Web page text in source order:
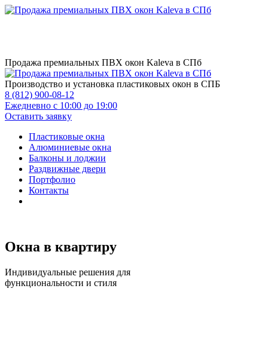
Продажа премиальных ПВХ окон Kaleva в СПб
Производство и установка пластиковых окон в СПБ
8 (812) 900-08-12
Ежедневно с 10:00 до 19:00
Оставить заявку
Пластиковые окна
Алюминиевые окна
Балконы и лоджии
Раздвижные двери
Портфолио
Контакты
Окна в квартиру
Индивидуальные решения для
функциональности и стиля